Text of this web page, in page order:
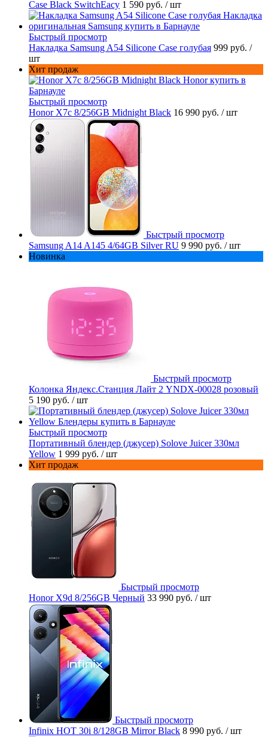
Case Black SwitchEacy 1 590 руб. / шт
Быстрый просмотр
Накладка Samsung A54 Silicone Case голубая 999 руб. /
шт
Хит продаж
Быстрый просмотр
Honor X7c 8/256GB Midnight Black 16 990 руб. / шт
Быстрый просмотр
Samsung A14 A145 4/64GB Silver RU 9 990 руб. / шт
Новинка
Быстрый просмотр
Колонка Яндекс.Станция Лайт 2 YNDX-00028 розовый
5 190 руб. / шт
Быстрый просмотр
Портативный блендер (джусер) Solove Juicer 330мл
Yellow 1 999 руб. / шт
Хит продаж
Быстрый просмотр
Honor X9d 8/256GB Черный 33 990 руб. / шт
Быстрый просмотр
Infinix HOT 30i 8/128GB Mirror Black 8 990 руб. / шт